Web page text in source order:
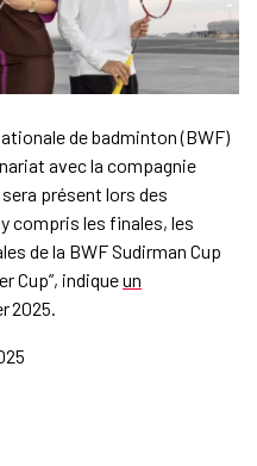
de badminton (BWF)
avec la compagnie
présent lors des
compris les finales, les
de la BWF Sudirman Cup
Cup”, indiqueun
2025.